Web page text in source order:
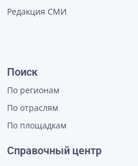
Редакция СМИ
Поиск
По регионам
По отраслям
По площадкам
Справочный центр